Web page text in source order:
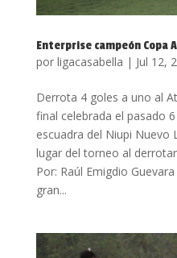
Enterprise campeón Copa
por ligacasabella | Jul 12,
Derrota 4 goles a uno al
final celebrada el pasado
escuadra del Niupi Nuevo
lugar del torneo al
Por: Raúl Emigdio
gran...